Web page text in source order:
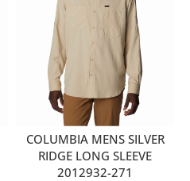
COLUMBIA MENS SILVER
RIDGE LONG SLEEVE
2012932-271